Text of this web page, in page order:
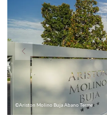
©Ariston Molino Buja Abano Terme